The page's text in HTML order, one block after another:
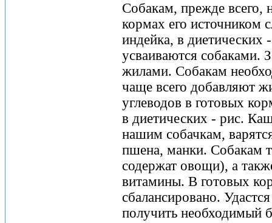
Собакам, прежде всего,
кормах его источником
индейка, в диетических
усваиваются собаками.
жилами. Собакам
чаще всего добавляют
углеводов в готовых
в диетических - рис.
нашим собачкам,
пшена, манки. Собакам
содержат овощи), а
витамины. В готовых
сбалансировано.
получить необходимый